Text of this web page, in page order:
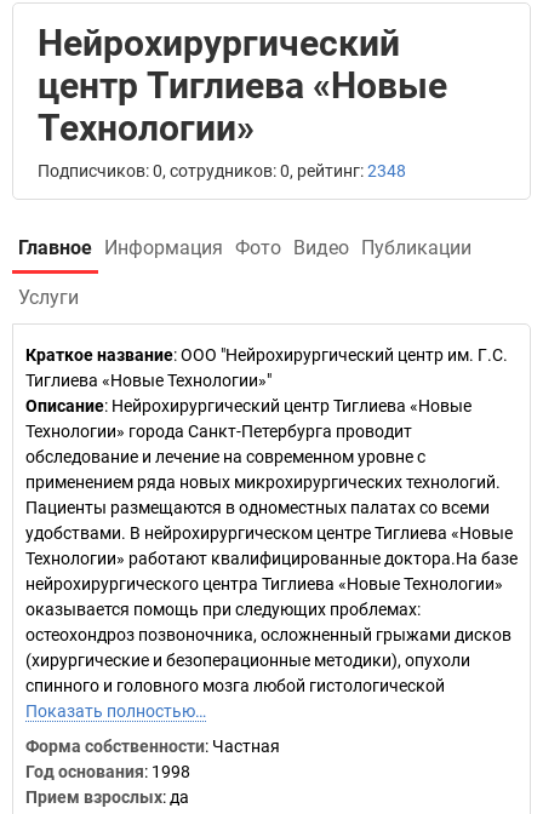
Нейрохирургический
центр Тиглиева «Новые
Технологии»
Подписчиков: 0, сотрудников: 0, рейтинг:2348
Главное Информация Фото Видео Публикации
Услуги
Краткое название:ООО "Нейрохирургический центр им. Г.С.
Тиглиева «Новые Технологии»"
Описание: Нейрохирургический центр Тиглиева «Новые
Технологии» города Санкт-Петербурга проводит
обследование и лечение на современном уровне с
применением ряда новых микрохирургических технологий.
Пациенты размещаются в одноместных палатах со всеми
удобствами. В нейрохирургическом центре Тиглиева «Новые
Технологии» работают квалифицированные доктора.На базе
нейрохирургического центра Тиглиева «Новые Технологии»
оказывается помощь при следующих проблемах:
остеохондроз позвоночника, осложненный грыжами дисков
(хирургические и безоперационные методики), опухоли
спинного и головного мозга любой гистологической
Показать полностью…
Форма собственности: Частная
Год основания: 1998
Прием взрослых: да